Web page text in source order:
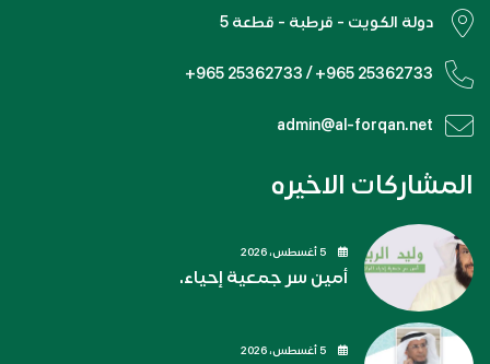
دولة الكويت - قرطبة - قطعة 5
+965 25362733 / +965 25362733
admin@al-forqan.net
المشاركات الاخيره
أمين سر جمعية إحياء.